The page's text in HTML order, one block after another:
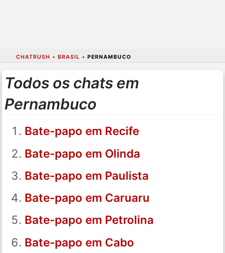
CHATRUSH • BRASIL • PERNAMBUCO
Todos os chats em
Pernambuco
Bate-papo em Recife
Bate-papo em Olinda
Bate-papo em Paulista
Bate-papo em Caruaru
Bate-papo em Petrolina
Bate-papo em Cabo